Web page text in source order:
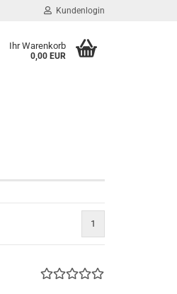
Kundenlogin
Ihr Warenkorb
0,00 EUR
1